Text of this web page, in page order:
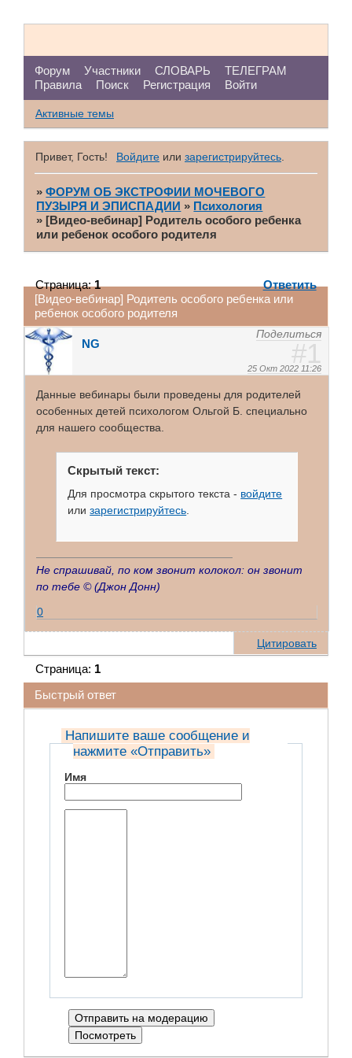
Форум Участники СЛОВАРЬ
ТЕЛЕГРАМ
Правила
Поиск Регистрация Войти
Активные темы
Привет, Гость! Войдите или зарегистрируйтесь.
»ФОРУМ ОБ ЭКСТРОФИИ МОЧЕВОГО
ПУЗЫРЯ И ЭПИСПАДИИ » Психология
»[Видео-вебинар] Родитель особого ребенка
или ребенок особого родителя
[Видео-вебинар] Родитель особого ребенка или
ребенок особого родителя
Страница:1 Ответить
Поделиться
1
25 Окт 2022 11:26
NG
Данные вебинары были проведены для родителей
особенных детей психологом Ольгой Б. специально
для нашего сообщества.
Скрытый текст:
Для просмотра скрытого текста - войдите
илизарегистрируйтесь.
Не спрашивай, по ком звонит колокол: он звонит
по тебе © (Джон Донн)
0
Цитировать
Страница: 1
Быстрый ответ
Напишите ваше сообщение и
нажмите «Отправить»
Имя